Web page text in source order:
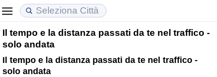
Il tempo e la distanza passati da te nel traffico -
solo andata
Il tempo e la distanza passati da te nel traffico -
solo andata
Costo della vita
Indice Del Costo Della Vita (corrente)
Prezzi degli immobili
Indice del Prezzo delle Case (Corrente)
Qualità della Vita
Indice della Qualità della Vita